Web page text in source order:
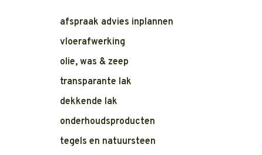
afspraak advies inplannen
vloerafwerking
olie, was & zeep
transparante lak
dekkende lak
onderhoudsproducten
tegels en natuursteen